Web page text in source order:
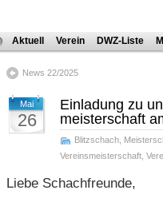
Aktuell Verein DWZ-Liste
News 22/2025
Mai
26
Einladung zu
meis­ter­schaft
Blitzschach
Vereinsmeisterschaft
Liebe Schachfreunde,